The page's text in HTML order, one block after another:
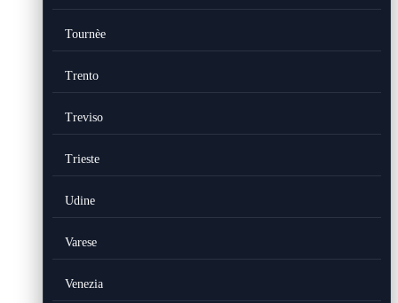
Tournèe
Trento
Treviso
Trieste
Udine
Varese
Venezia